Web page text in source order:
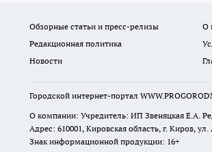
Обзорные статьи и пресс-релизы О
Редакционная политика
Новости
Городской интернет-портал
О компании: Учредитель: ИП Звеняцкая Е.А.
Адрес: 610001, Кировская область, г. Киров,
Знак информационной продукции: 16+